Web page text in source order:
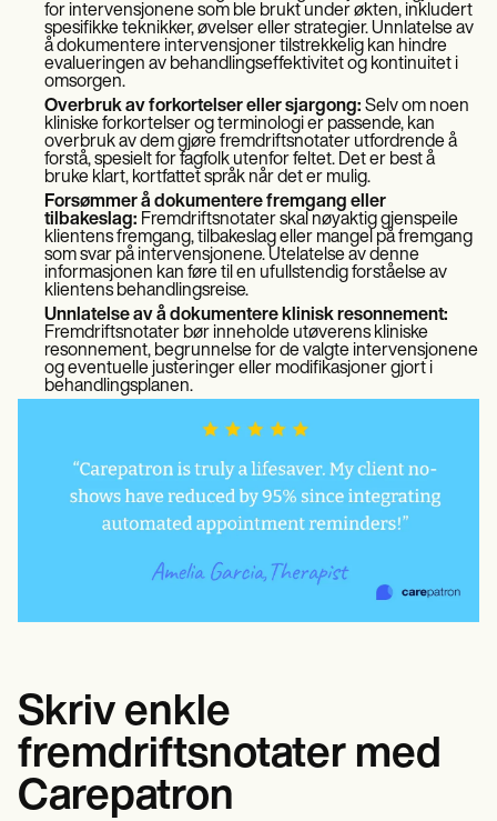
for intervensjonene som ble brukt under økten, inkludert
spesifikke teknikker, øvelser eller strategier. Unnlatelse av
å dokumentere intervensjoner tilstrekkelig kan hindre
evalueringen av behandlingseffektivitet og kontinuitet i
omsorgen.
Overbruk av forkortelser eller sjargong: Selv om noen
kliniske forkortelser og terminologi er passende, kan
overbruk av dem gjøre fremdriftsnotater utfordrende å
forstå, spesielt for fagfolk utenfor feltet. Det er best å
bruke klart, kortfattet språk når det er mulig.
Forsømmer å dokumentere fremgang eller
tilbakeslag: Fremdriftsnotater skal nøyaktig gjenspeile
klientens fremgang, tilbakeslag eller mangel på fremgang
som svar på intervensjonene. Utelatelse av denne
informasjonen kan føre til en ufullstendig forståelse av
klientens behandlingsreise.
Unnlatelse av å dokumentere klinisk resonnement:
Fremdriftsnotater bør inneholde utøverens kliniske
resonnement, begrunnelse for de valgte intervensjonene
og eventuelle justeringer eller modifikasjoner gjort i
behandlingsplanen.
Skriv enkle
fremdriftsnotater med
Carepatron